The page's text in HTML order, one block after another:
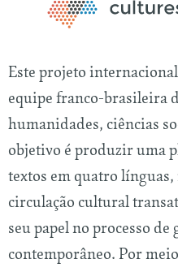
Este projeto
equipe franco-brasileira
humanidades, ciências
objetivo é produzir uma
textos em quatro
circulação cultural
seu papel no processo de
contemporâneo. Por